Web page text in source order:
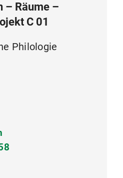
– Räume –
C 01
Philologie